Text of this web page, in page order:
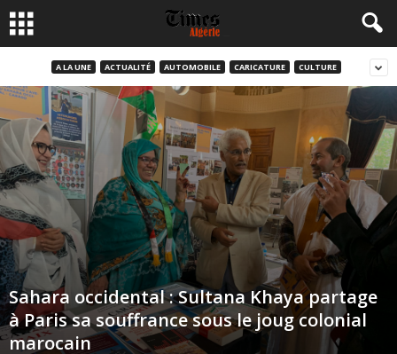
A LA UNE ACTUALITÉ AUTOMOBILE CARICATURE CULTURE
Sahara occidental : Sultana Khaya partage
à Paris sa souffrance sous le joug colonial
marocain